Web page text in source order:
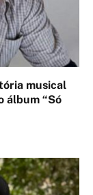
musical
álbum “Só